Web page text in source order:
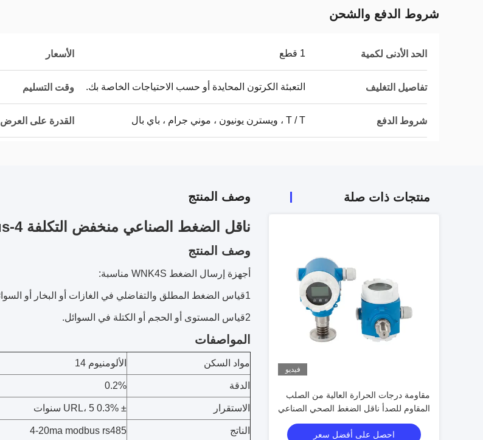
شروط الدفع والشحن
الحد الأدنى لكمية 1 قطع الأسعار
تفاصيل التغليف التعبئة الكرتون المحايدة أو حسب الاحتياجات الخاصة بك. وقت التسليم
شروط الدفع T / T ، ويسترن يونيون ، موني جرام ، باي بال القدرة على العرض
منتجات ذات صلة
فيديو
مقاومة درجات الحرارة العالية من الصلب
المقاوم للصدأ ناقل الضغط الصحي الصناعي
احصل على أفضل سعر
وصف المنتج
ناقل الضغط الصناعي منخفض التكلفة 4-20mA RS485 Modbus
وصف المنتج
أجهزة إرسال الضغط WNK4S مناسبة:
1قياس الضغط المطلق والتفاضلي في الغازات أو البخار أو السوائل في مناطق مجال التحكم في العملية.
2قياس المستوى أو الحجم أو الكتلة في السوائل.
المواصفات
مواد السكن الألومنيوم 14
الدقة 0.2%
الاستقرار ± 0.3% URL، 5 سنوات
الناتج 4-20ma modbus rs485